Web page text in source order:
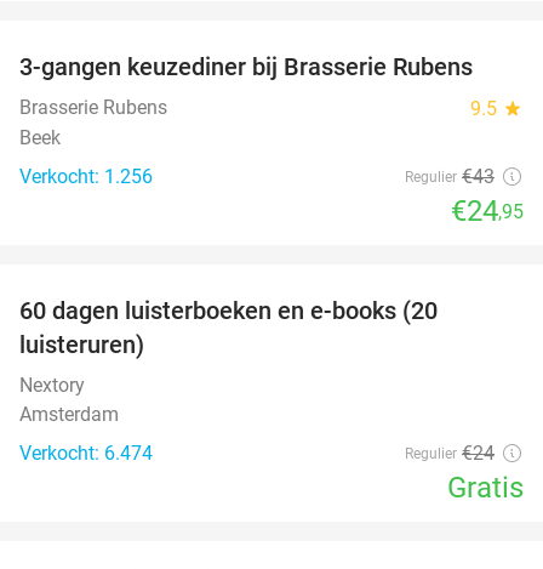
42%
3-gangen keuzediner bij Brasserie Rubens
Brasserie Rubens 9.5 star
Beek
Verkocht: 1.256
Regulier €43
€24,95
60 dagen luisterboeken en e-books (20
luisteruren)
Nextory
Amsterdam
Verkocht: 6.474
Regulier €24
Gratis